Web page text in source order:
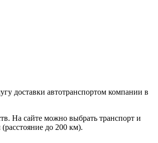
доставки автотранспортом компании в
На сайте можно выбрать транспорт и
до 200 км).